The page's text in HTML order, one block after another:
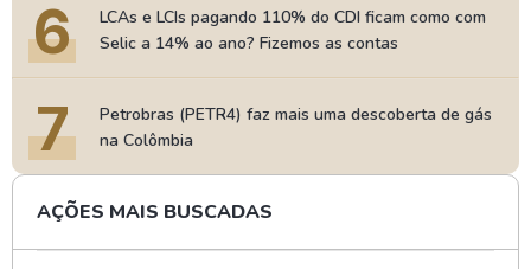
6
LCAs e LCIs pagando 110% do CDI ficam como com
Selic a 14% ao ano? Fizemos as contas
7
Petrobras (PETR4) faz mais uma descoberta de gás
na Colômbia
AÇÕES MAIS BUSCADAS